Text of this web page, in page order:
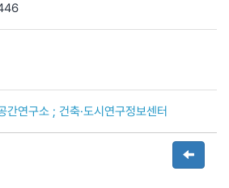
간연구소 ; 건축·도시연구정보센터